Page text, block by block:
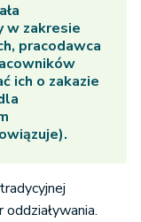
w zakresie
pracodawca
ich o zakazie